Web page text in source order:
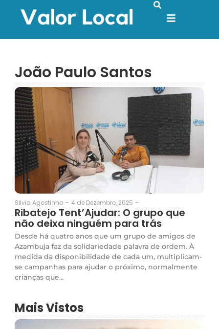
João Paulo Santos
Silvia Agostinho - 4 de Dezembro, 2025 -
Ribatejo Tent’Ajudar: O grupo que
não deixa ninguém para trás
Desde há quatro anos que um grupo de amigos de
Azambuja faz da solidariedade palavra de ordem. À
medida da disponibilidade de cada um, multiplicam-
se campanhas para ajudar o próximo, normalmente
crianças que...
Mais Vistos